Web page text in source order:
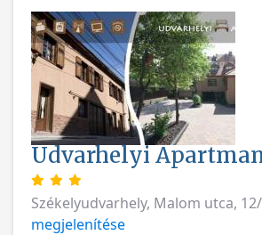
Udvarhelyi
Székelyudvarhely, Malom utca,
megjelenítése